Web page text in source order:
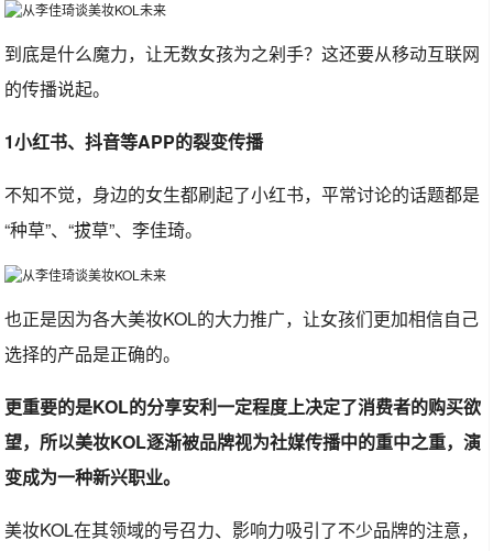
到底是什么魔力，让无数女孩为之剁手？这还要从移动互联网
的传播说起。
1小红书、抖音等APP的裂变传播
不知不觉，身边的女生都刷起了小红书，平常讨论的话题都是
“种草”、“拔草”、李佳琦。
也正是因为各大美妆KOL的大力推广，让女孩们更加相信自己
选择的产品是正确的。
更重要的是KOL的分享安利一定程度上决定了消费者的购买欲
望，所以美妆KOL逐渐被品牌视为社媒传播中的重中之重，演
变成为一种新兴职业。
美妆KOL在其领域的号召力、影响力吸引了不少品牌的注意，